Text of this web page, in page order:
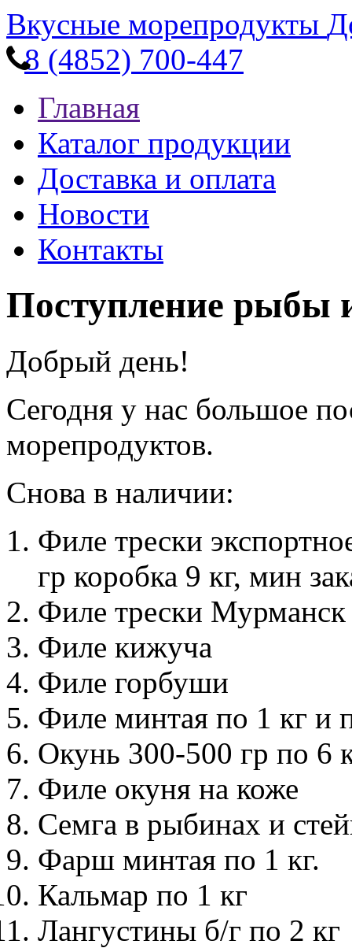
Вкусные морепродукты
8 (4852) 700-447
Главная
Каталог продукции
Доставка и оплата
Новости
Контакты
Поступление рыбы
Добрый день!
Сегодня у нас большое
морепродуктов.
Снова в наличии:
Филе трески
гр коробка 9 кг, мин
Филе трески Мурманск
Филе кижуча
Филе горбуши
Филе минтая по 1 кг и
Окунь 300-500 гр по 6
Филе окуня на коже
Семга в рыбинах и
Фарш минтая по 1 кг.
Кальмар по 1 кг
Лангустины б/г по 2 кг